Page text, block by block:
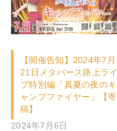
【開催告知】2024年7月
21日メタバース路上ライ
ブ特別編「真夏の夜のキ
ャンプファイヤー」【寄
稿】
2024年7月6日